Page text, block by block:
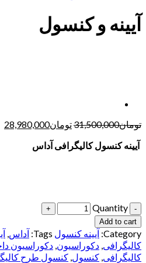
آیینه و کنسول
تومان31,500,000تومان28,980,000
آیینه کنسول کالیگرافی آداس
Quantity
Add to cart
Category: آیینه کنسول Tags: آداس,
کالیگرافی, دکوراسیون, دکوراسیون
کالیگرافی, کنسول, کنسول طرح